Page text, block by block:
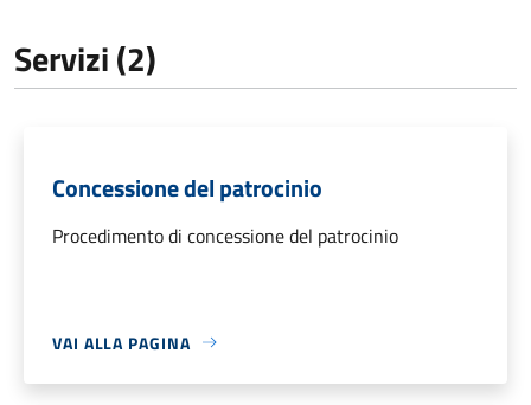
Servizi (2)
Concessione del patrocinio
Procedimento di concessione del patrocinio
VAI ALLA PAGINA